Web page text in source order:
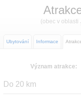
Slevy a Last Minute
Autobusové zájezdy
(obec v oblasti
Ubytování Informace
Význam atrakce:
Do 20 km